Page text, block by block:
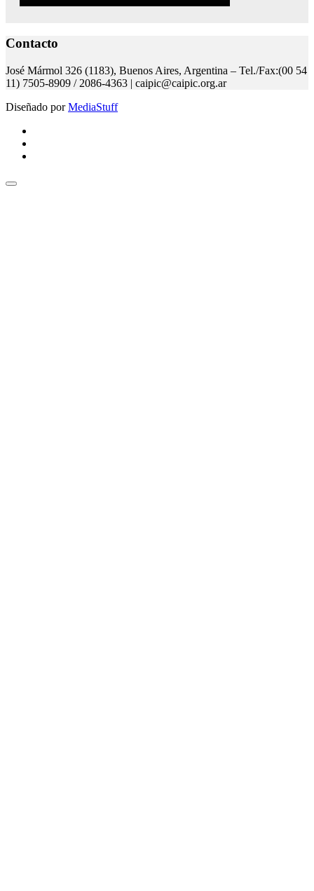
Contacto
José Mármol 326 (1183), Buenos Aires, Argentina – Tel./Fax:(00 54
11) 7505-8909 / 2086-4363 | caipic@caipic.org.ar
Diseñado porMediaStuff